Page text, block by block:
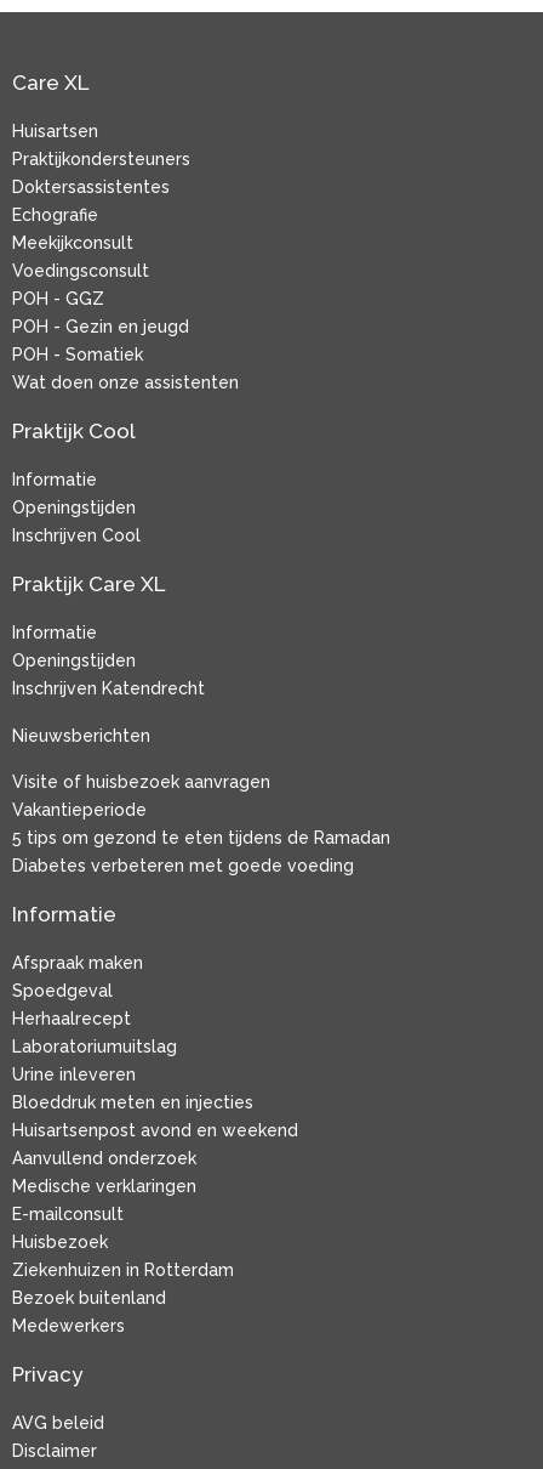
Care XL
Huisartsen
Praktijkondersteuners
Doktersassistentes
Echografie
Meekijkconsult
Voedingsconsult
POH - GGZ
POH - Gezin en jeugd
POH - Somatiek
Wat doen onze assistenten
Praktijk Cool
Informatie
Openingstijden
Inschrijven Cool
Praktijk Care XL
Informatie
Openingstijden
Inschrijven Katendrecht
Nieuwsberichten
Visite of huisbezoek aanvragen
Vakantieperiode
5 tips om gezond te eten tijdens de Ramadan
Diabetes verbeteren met goede voeding
Informatie
Afspraak maken
Spoedgeval
Herhaalrecept
Laboratoriumuitslag
Urine inleveren
Bloeddruk meten en injecties
Huisartsenpost avond en weekend
Aanvullend onderzoek
Medische verklaringen
E-mailconsult
Huisbezoek
Ziekenhuizen in Rotterdam
Bezoek buitenland
Medewerkers
Privacy
AVG beleid
Disclaimer